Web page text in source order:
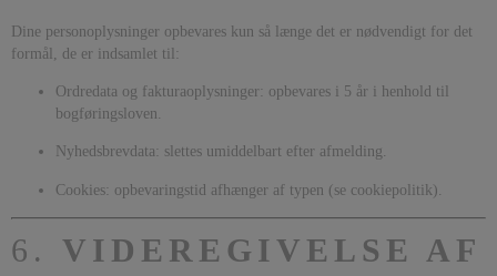
Dine personoplysninger opbevares kun så længe det er nødvendigt for det
formål, de er indsamlet til:
Ordredata og fakturaoplysninger: opbevares i 5 år i henhold til
bogføringsloven.
Nyhedsbrevdata: slettes umiddelbart efter afmelding.
Cookies: opbevaringstid afhænger af typen (se cookiepolitik).
6. VIDEREGIVELSE AF